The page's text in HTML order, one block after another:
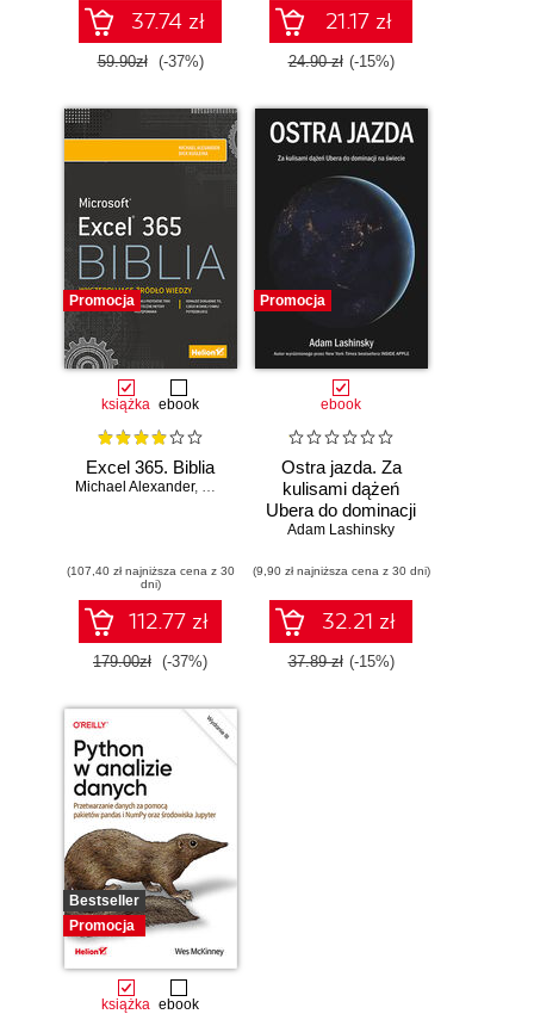
37.74 zł
59.90zł (-37%)
21.17 zł
24.90 zł (-15%)
Promocja
książka ebook
Excel 365. Biblia
Michael Alexander, Dick Kusleika
(107,40 zł najniższa cena z 30
dni)
112.77 zł
179.00zł (-37%)
Promocja
ebook
Ostra jazda. Za
kulisami dążeń
Ubera do dominacji
na świecie
Adam Lashinsky
(9,90 zł najniższa cena z 30 dni)
32.21 zł
37.89 zł (-15%)
Bestseller
Promocja
książka ebook